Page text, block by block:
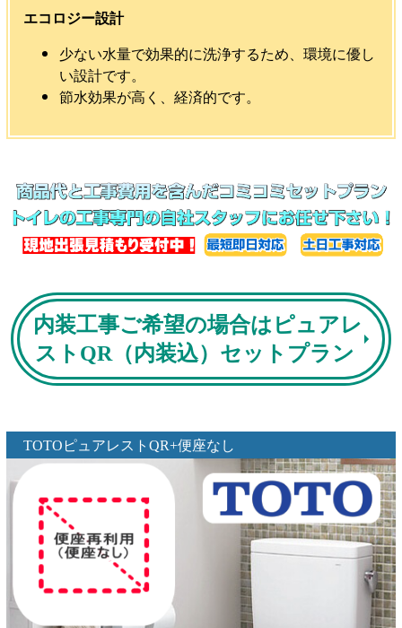
エコロジー設計
少ない水量で効果的に洗浄するため、環境に優し
い設計です。
節水効果が高く、経済的です。
内装工事ご希望の場合はピュアレ
ストQR（内装込）セットプラン
TOTOピュアレストQR+便座なし